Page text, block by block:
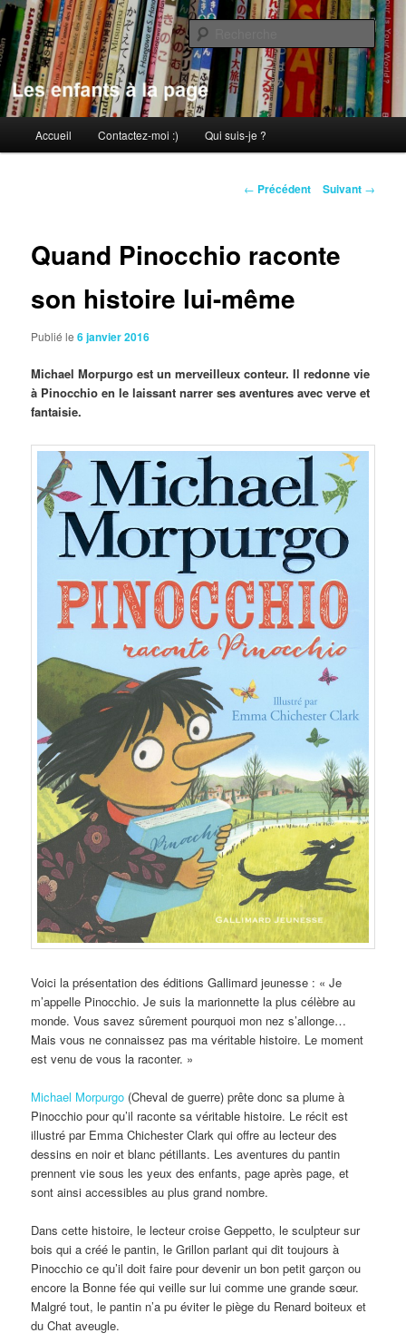
Aller
au
contenu
principalLes enfants à la page
principal
Accueil Contactez-moi :) Qui suis-je ?
Navigation
← Précédent Suivant →
Quand Pinocchio raconte
son histoire lui-même
Publié le6 janvier 2016
Michael Morpurgo est un merveilleux conteur. Il redonne vie
à Pinocchio en le laissant narrer ses aventures avec verve et
fantaisie.
Voici la présentation des éditions Gallimard jeunesse : « Je
m’appelle Pinocchio. Je suis la marionnette la plus célèbre au
monde. Vous savez sûrement pourquoi mon nez s’allonge…
Mais vous ne connaissez pas ma véritable histoire. Le moment
est venu de vous la raconter. »
Michael Morpurgo (Cheval de guerre) prête donc sa plume à
Pinocchio pour qu’il raconte sa véritable histoire. Le récit est
illustré par Emma Chichester Clark qui offre au lecteur des
dessins en noir et blanc pétillants. Les aventures du pantin
prennent vie sous les yeux des enfants, page après page, et
sont ainsi accessibles au plus grand nombre.
Dans cette histoire, le lecteur croise Geppetto, le sculpteur sur
bois qui a créé le pantin, le Grillon parlant qui dit toujours à
Pinocchio ce qu’il doit faire pour devenir un bon petit garçon ou
encore la Bonne fée qui veille sur lui comme une grande sœur.
Malgré tout, le pantin n’a pu éviter le piège du Renard boiteux et
du Chat aveugle.